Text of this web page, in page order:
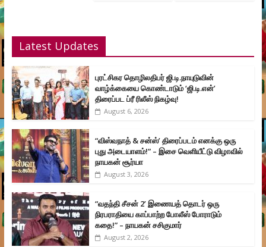
Latest Updates
புரட்சிகர தொழிலதிபர் ஜி.டி.நாயுடுவின்
வாழ்க்கையை கொண்டாடும் ‘ஜி.டி.என்’
திரைப்பட ப்ரீ ரிலீஸ் நிகழ்வு!
August 6, 2026
“விஸ்வநாத் & சன்ஸ்’ திரைப்படம் எனக்கு ஒரு
புது அடையாளம்!” – இசை வெளியீட்டு விழாவில்
நாயகன் சூர்யா
August 3, 2026
“வதந்தி சீசன் 2’ இணையத் தொடர் ஒரு
நிரபராதியை காப்பாற்ற போலீஸ் போராடும்
கதை!” – நாயகன் சசிகுமார்
August 2, 2026